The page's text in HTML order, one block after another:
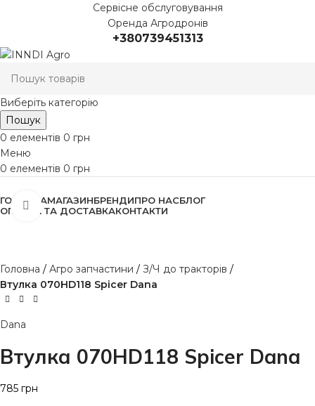
Сервісне обслуговування
Оренда Агродронів
+380739451313
Виберіть категорію
Пошук
0 елементів 0 грн
Меню
0 елементів 0 грн
ГОЛОВНАМАГАЗИНБРЕНДИПРО НАСБЛОГ
ОПЛАТА ТА ДОСТАВКАКОНТАКТИ
Клацніть, щоб збільшити
Головна Агро запчастини
З/Ч до тракторів
Втулка 070HD118 Spicer Dana
Dana
Втулка 070HD118 Spicer Dana
785 грн